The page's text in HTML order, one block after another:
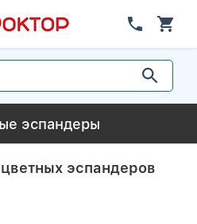
эспандеры
эспандеров